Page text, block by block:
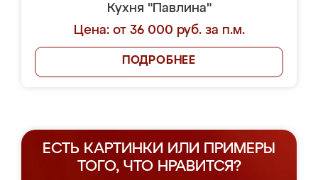
Кухня "Павлина"
Цена: от 36 000 руб. за п.м.
ПОДРОБНЕЕ
ЕСТЬ КАРТИНКИ ИЛИ ПРИМЕРЫ
ТОГО, ЧТО НРАВИТСЯ?